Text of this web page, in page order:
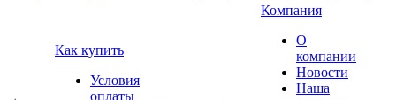
Как купить
Условия
оплаты
Компания
О
компании
Новости
Наша